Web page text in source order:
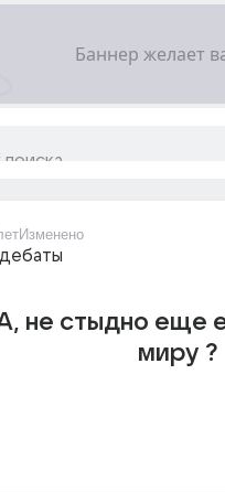
Изменено
не стыдно еще
миру ?